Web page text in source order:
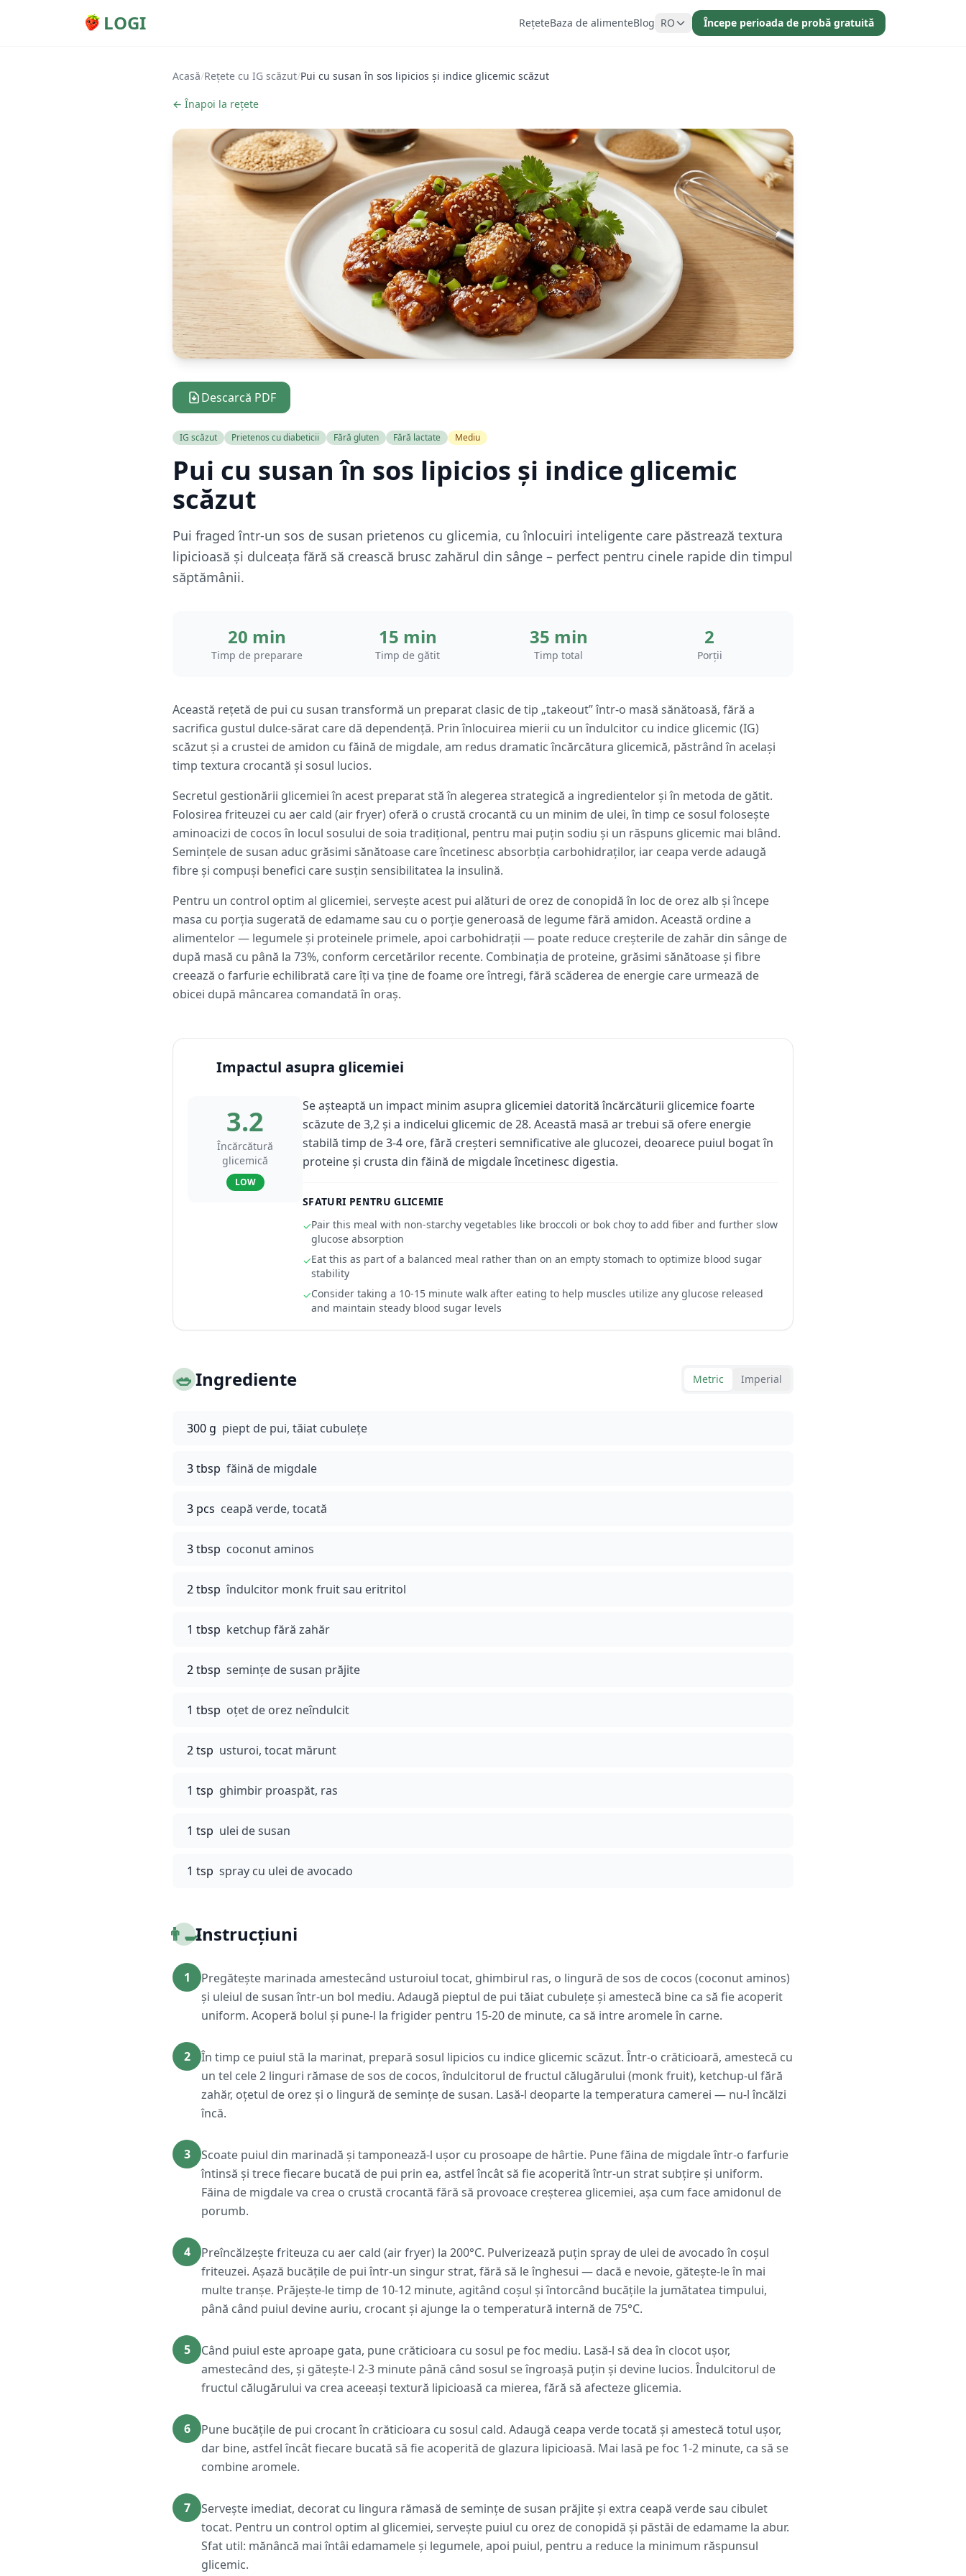
LOGI RețeteBaza de alimenteBlog RO Începe perioada de probă gratuită
Acasă/Rețete cu IG scăzut/Pui cu susan în sos lipicios și indice glicemic scăzut
← Înapoi la rețete
Descarcă PDF
IG scăzut Prietenos cu diabeticii Fără gluten Fără lactate Mediu
Pui cu susan în sos lipicios și indice glicemic
scăzut
Pui fraged într-un sos de susan prietenos cu glicemia, cu înlocuiri inteligente care păstrează textura
lipicioasă și dulceața fără să crească brusc zahărul din sânge – perfect pentru cinele rapide din timpul
săptămânii.
20 min
Timp de preparare
15 min
Timp de gătit
35 min
Timp total
2
Porții
Această rețetă de pui cu susan transformă un preparat clasic de tip „takeout” într-o masă sănătoasă, fără a
sacrifica gustul dulce-sărat care dă dependență. Prin înlocuirea mierii cu un îndulcitor cu indice glicemic (IG)
scăzut și a crustei de amidon cu făină de migdale, am redus dramatic încărcătura glicemică, păstrând în același
timp textura crocantă și sosul lucios.
Secretul gestionării glicemiei în acest preparat stă în alegerea strategică a ingredientelor și în metoda de gătit.
Folosirea friteuzei cu aer cald (air fryer) oferă o crustă crocantă cu un minim de ulei, în timp ce sosul folosește
aminoacizi de cocos în locul sosului de soia tradițional, pentru mai puțin sodiu și un răspuns glicemic mai blând.
Semințele de susan aduc grăsimi sănătoase care încetinesc absorbția carbohidraților, iar ceapa verde adaugă
fibre și compuși benefici care susțin sensibilitatea la insulină.
Pentru un control optim al glicemiei, servește acest pui alături de orez de conopidă în loc de orez alb și începe
masa cu porția sugerată de edamame sau cu o porție generoasă de legume fără amidon. Această ordine a
alimentelor — legumele și proteinele primele, apoi carbohidrații — poate reduce creșterile de zahăr din sânge de
după masă cu până la 73%, conform cercetărilor recente. Combinația de proteine, grăsimi sănătoase și fibre
creează o farfurie echilibrată care îți va ține de foame ore întregi, fără scăderea de energie care urmează de
obicei după mâncarea comandată în oraș.
Impactul asupra glicemiei
3.2
Încărcătură
glicemică
LOW
Se așteaptă un impact minim asupra glicemiei datorită încărcăturii glicemice foarte
scăzute de 3,2 și a indicelui glicemic de 28. Această masă ar trebui să ofere energie
stabilă timp de 3-4 ore, fără creșteri semnificative ale glucozei, deoarece puiul bogat în
proteine și crusta din făină de migdale încetinesc digestia.
SFATURI PENTRU GLICEMIE
✓Pair this meal with non-starchy vegetables like broccoli or bok choy to add fiber and further slow
glucose absorption
✓Eat this as part of a balanced meal rather than on an empty stomach to optimize blood sugar
stability
✓Consider taking a 10-15 minute walk after eating to help muscles utilize any glucose released
and maintain steady blood sugar levels
🥗Ingrediente Metric Imperial
300 g piept de pui, tăiat cubulețe
3 tbsp făină de migdale
3 pcs ceapă verde, tocată
3 tbsp coconut aminos
2 tbsp îndulcitor monk fruit sau eritritol
1 tbsp ketchup fără zahăr
2 tbsp semințe de susan prăjite
1 tbsp oțet de orez neîndulcit
2 tsp usturoi, tocat mărunt
1 tsp ghimbir proaspăt, ras
1 tsp ulei de susan
1 tsp spray cu ulei de avocado
👨‍🍳Instrucțiuni
1
Pregătește marinada amestecând usturoiul tocat, ghimbirul ras, o lingură de sos de cocos (coconut aminos)
și uleiul de susan într-un bol mediu. Adaugă pieptul de pui tăiat cubulețe și amestecă bine ca să fie acoperit
uniform. Acoperă bolul și pune-l la frigider pentru 15-20 de minute, ca să intre aromele în carne.
2
În timp ce puiul stă la marinat, prepară sosul lipicios cu indice glicemic scăzut. Într-o crăticioară, amestecă cu
un tel cele 2 linguri rămase de sos de cocos, îndulcitorul de fructul călugărului (monk fruit), ketchup-ul fără
zahăr, oțetul de orez și o lingură de semințe de susan. Lasă-l deoparte la temperatura camerei — nu-l încălzi
încă.
3
Scoate puiul din marinadă și tamponează-l ușor cu prosoape de hârtie. Pune făina de migdale într-o farfurie
întinsă și trece fiecare bucată de pui prin ea, astfel încât să fie acoperită într-un strat subțire și uniform.
Făina de migdale va crea o crustă crocantă fără să provoace creșterea glicemiei, așa cum face amidonul de
porumb.
4
Preîncălzește friteuza cu aer cald (air fryer) la 200°C. Pulverizează puțin spray de ulei de avocado în coșul
friteuzei. Așază bucățile de pui într-un singur strat, fără să le înghesui — dacă e nevoie, gătește-le în mai
multe tranșe. Prăjește-le timp de 10-12 minute, agitând coșul și întorcând bucățile la jumătatea timpului,
până când puiul devine auriu, crocant și ajunge la o temperatură internă de 75°C.
5
Când puiul este aproape gata, pune crăticioara cu sosul pe foc mediu. Lasă-l să dea în clocot ușor,
amestecând des, și gătește-l 2-3 minute până când sosul se îngroașă puțin și devine lucios. Îndulcitorul de
fructul călugărului va crea aceeași textură lipicioasă ca mierea, fără să afecteze glicemia.
6
Pune bucățile de pui crocant în crăticioara cu sosul cald. Adaugă ceapa verde tocată și amestecă totul ușor,
dar bine, astfel încât fiecare bucată să fie acoperită de glazura lipicioasă. Mai lasă pe foc 1-2 minute, ca să se
combine aromele.
7
Servește imediat, decorat cu lingura rămasă de semințe de susan prăjite și extra ceapă verde sau cibulet
tocat. Pentru un control optim al glicemiei, servește puiul cu orez de conopidă și păstăi de edamame la abur.
Sfat util: mănâncă mai întâi edamamele și legumele, apoi puiul, pentru a reduce la minimum răspunsul
glicemic.